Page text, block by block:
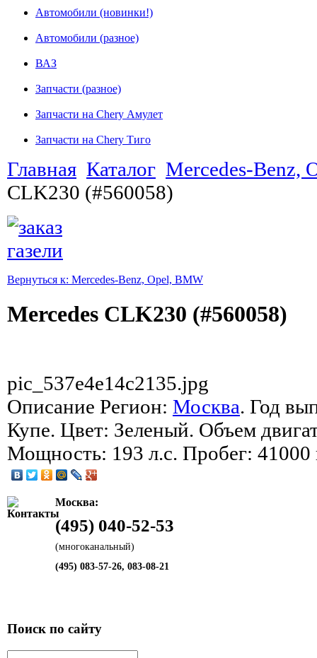
Автомобили (новинки!)
Автомобили (разное)
ВАЗ
Запчасти (разное)
Запчасти на Chery Амулет
Запчасти на Chery Тиго
Главная Каталог Mercedes-Benz,
CLK230 (#560058)
Вернуться к: Mercedes-Benz, Opel, BMW
Mercedes CLK230 (#560058)
pic_537e4e14c2135.jpg
Описание Регион: Москва. Год
Купе. Цвет: Зеленый. Объем
Мощность: 193 л.с. Пробег: 41000
Москва:
(495) 040-52-53
(многоканальный)
(495) 083-57-26, 083-08-21
Поиск по сайту